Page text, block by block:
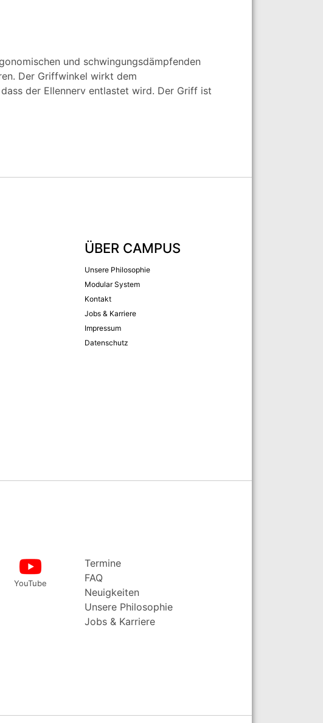
und schwingungsdämpfenden
Der Griffwinkel wirkt dem
der Ellennerv entlastet wird. Der Griff ist
ÜBER CAMPUS
Unsere Philosophie
Modular System
Kontakt
Jobs & Karriere
Impressum
Datenschutz
YouTube
Termine
FAQ
Neuigkeiten
Unsere Philosophie
Jobs & Karriere